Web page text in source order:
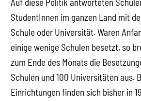
Auf diese Politik antworteten
StudentInnen im ganzen Land mit
Schule oder Universität. Waren
einige wenige Schulen besetzt, so
zum Ende des Monats die
Schulen und 100 Universitäten aus.
Einrichtungen finden sich bisher in